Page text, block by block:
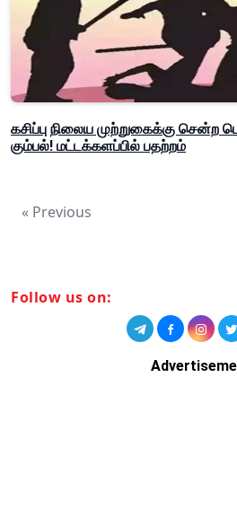
கசிப்பு நிலைய முற்றுகைக்கு சென்ற
கும்பல்! மட்டக்களப்பில் பதற்றம்
« Previous
Follow us on: